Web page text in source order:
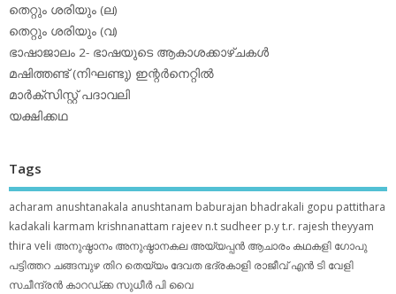
തെറ്റും ശരിയും (ല)
തെറ്റും ശരിയും (വ)
ഭാഷാജാലം 2- ഭാഷയുടെ ആകാശക്കാഴ്ചകള്‍
മഷിത്തണ്ട് (നിഘണ്ടു) ഇന്റര്‍നെറ്റില്‍
മാര്‍ക്‌സിസ്റ്റ് പദാവലി
യക്ഷിക്കഥ
Tags
acharam anushtanakala anushtanam baburajan bhadrakali gopu pattithara
kadakali karmam krishnanattam rajeev n.t sudheer p.yt.r. rajesh theyyam
thira veli അനുഷ്ഠാനം അനുഷ്ഠാനകല അയ്യപ്പന്‍ ആചാരം കഥകളി ഗോപു
പട്ടിത്തറ ചങ്ങമ്പുഴ തിറ തെയ്യം ദേവത ഭദ്രകാളി രാജീവ് എൻ ടി വേളി
സചീന്ദ്രന്‍ കാറഡ്ക്ക സുധീര്‍ പി വൈ